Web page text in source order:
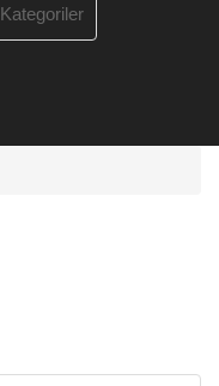
Kategoriler